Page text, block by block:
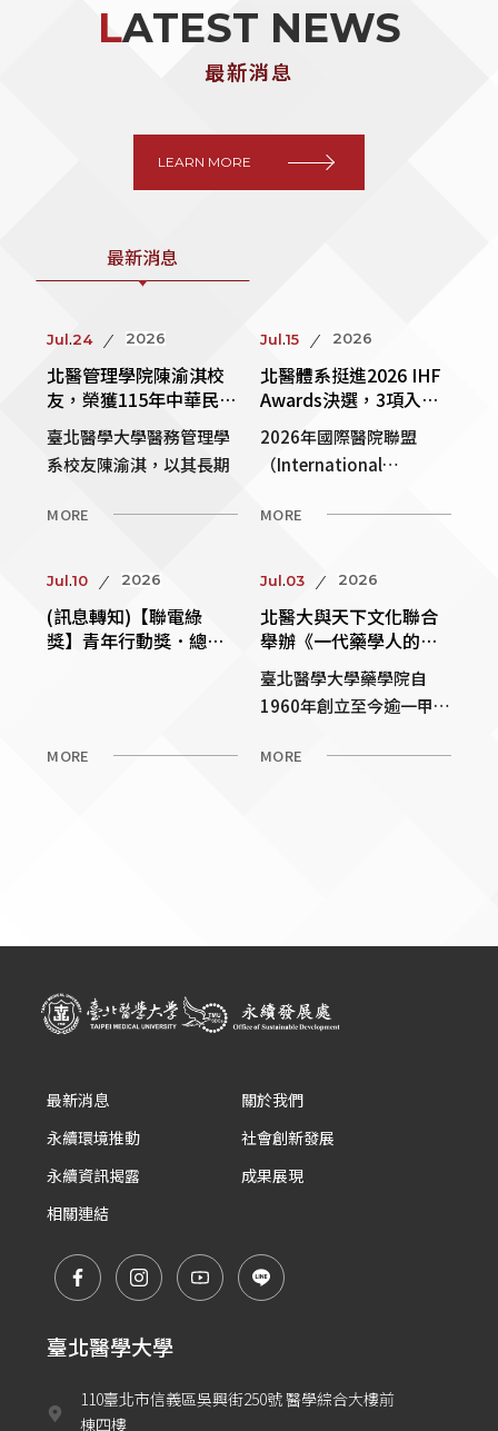
LATEST NEWS
最新消息
LEARN MORE
最新消息
Jul.24 2026
北醫管理學院陳渝淇校
友，榮獲115年中華民國
優秀女青年獎
臺北醫學大學醫務管理學
系校友陳渝淇，以其長期
議及社會創新之 … 閱讀全
MORE
Jul.15 2026
北醫體系挺進2026 IHF
Awards決選，3項入圍
居全臺之冠
2026年國際醫院聯盟
（International
文 →
MORE
Jul.10 2026
(訊息轉知)【聯電綠
獎】青年行動獎．總獎
MORE
Jul.03 2026
北醫大與天下文化聯合
舉辦《一代藥學人的突
圍》、《跨世代藥學人
的進擊》雙書新書發表
會
臺北醫學大學藥學院自
1960年創立至今逾一甲
學領袖人才的搖 … 閱讀全
MORE
最新消息
關於我們
永續環境推動
社會創新發展
永續資訊揭露
成果展現
相關連結
臺北醫學大學
110臺北市信義區吳興街250號 醫學綜合大樓前
棟四樓